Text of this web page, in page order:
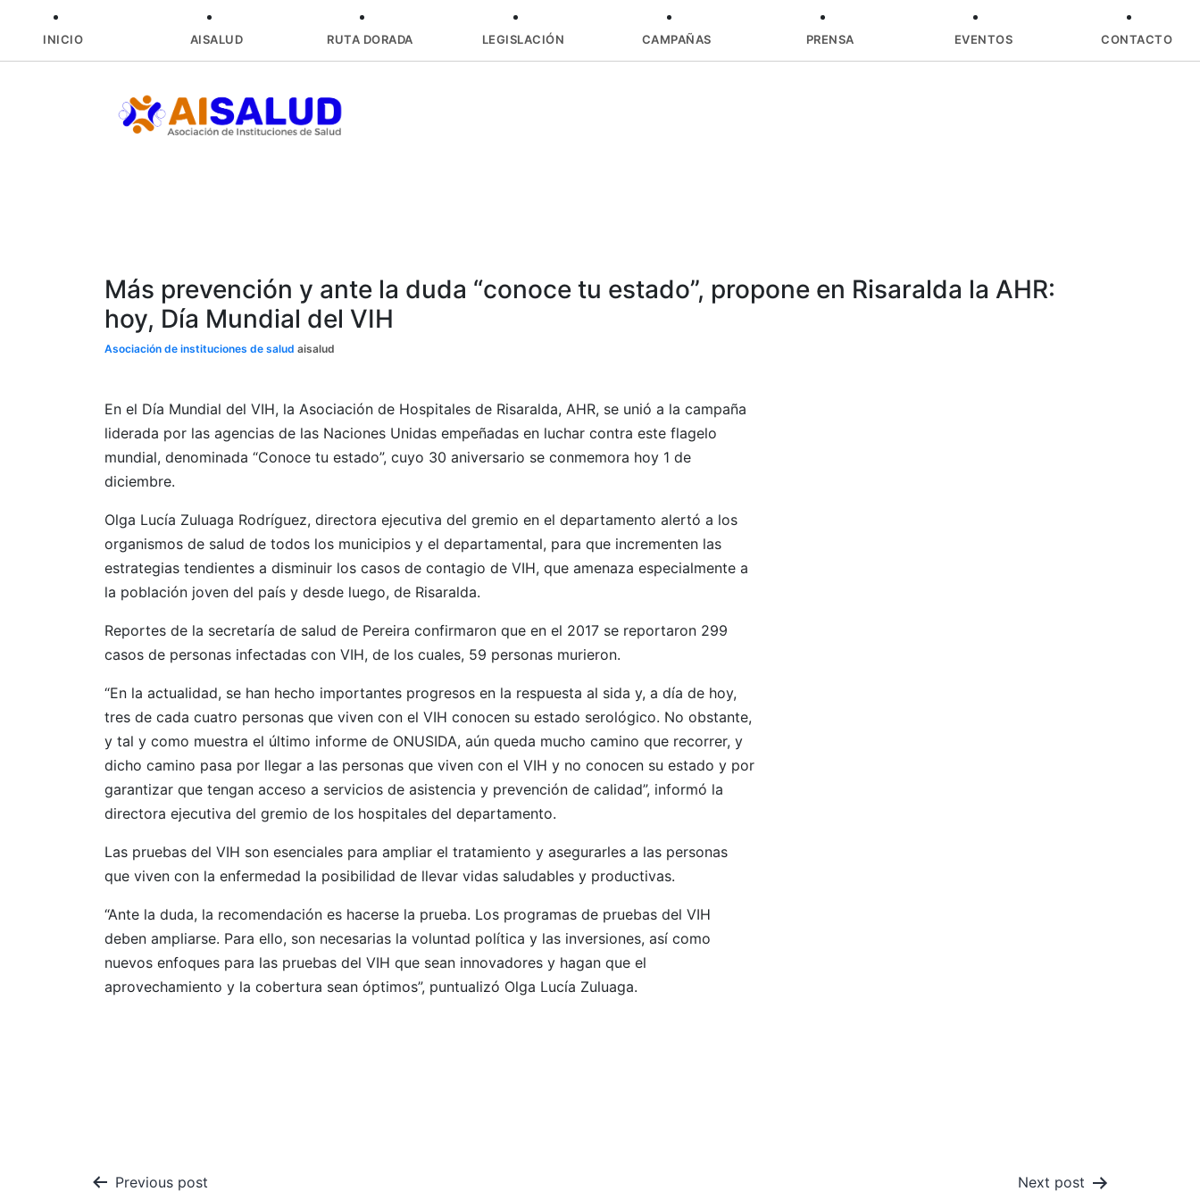
INICIO AISALUD RUTA DORADA LEGISLACIÓN CAMPAÑAS PRENSA EVENTOS CONTACTO
Más prevención y ante la duda “conoce tu estado”, propone en Risaralda la AHR:
hoy, Día Mundial del VIH
Asociación de instituciones de salud aisalud
En el Día Mundial del VIH, la Asociación de Hospitales de Risaralda, AHR, se unió a la campaña
liderada por las agencias de las Naciones Unidas empeñadas en luchar contra este flagelo
mundial, denominada “Conoce tu estado”, cuyo 30 aniversario se conmemora hoy 1 de
diciembre.
Olga Lucía Zuluaga Rodríguez, directora ejecutiva del gremio en el departamento alertó a los
organismos de salud de todos los municipios y el departamental, para que incrementen las
estrategias tendientes a disminuir los casos de contagio de VIH, que amenaza especialmente a
la población joven del país y desde luego, de Risaralda.
Reportes de la secretaría de salud de Pereira confirmaron que en el 2017 se reportaron 299
casos de personas infectadas con VIH, de los cuales, 59 personas murieron.
“En la actualidad, se han hecho importantes progresos en la respuesta al sida y, a día de hoy,
tres de cada cuatro personas que viven con el VIH conocen su estado serológico. No obstante,
y tal y como muestra el último informe de ONUSIDA, aún queda mucho camino que recorrer, y
dicho camino pasa por llegar a las personas que viven con el VIH y no conocen su estado y por
garantizar que tengan acceso a servicios de asistencia y prevención de calidad”, informó la
directora ejecutiva del gremio de los hospitales del departamento.
Las pruebas del VIH son esenciales para ampliar el tratamiento y asegurarles a las personas
que viven con la enfermedad la posibilidad de llevar vidas saludables y productivas.
“Ante la duda, la recomendación es hacerse la prueba. Los programas de pruebas del VIH
deben ampliarse. Para ello, son necesarias la voluntad política y las inversiones, así como
nuevos enfoques para las pruebas del VIH que sean innovadores y hagan que el
aprovechamiento y la cobertura sean óptimos”, puntualizó Olga Lucía Zuluaga.
Navegación
Previous post Next post